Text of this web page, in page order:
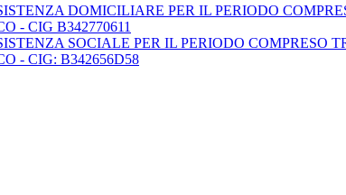
DOMICILIARE PER IL PERIODO
- CIG B342770611
SOCIALE PER IL PERIODO COMPRESO
- CIG: B342656D58